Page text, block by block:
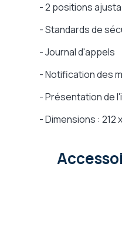
- 2 positions
- Standards de
- Journal d'appels
- Notification des
- Présentation de
- Dimensions : 212